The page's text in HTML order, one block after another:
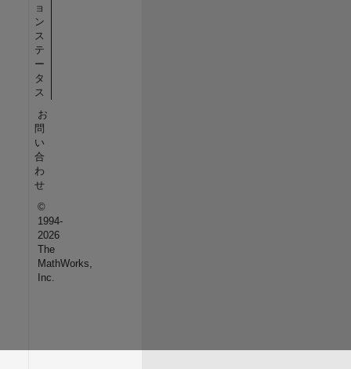
ョ
ン
ス
テ
ー
タ
ス
お
問
い
合
わ
せ
©
1994-
2026
The
MathWorks,
Inc.